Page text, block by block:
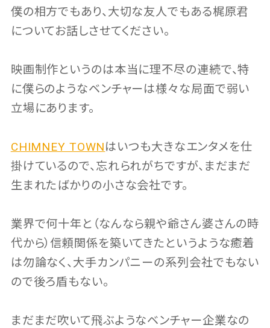
僕の相方でもあり、大切な友人でもある梶原君
についてお話しさせてください。
映画制作というのは本当に理不尽の連続で、特
に僕らのようなベンチャーは様々な局面で弱い
立場にあります。
CHIMNEY TOWNはいつも大きなエンタメを仕
掛けているので、忘れられがちですが、まだまだ
生まれたばかりの小さな会社です。
業界で何十年と（なんなら親や爺さん婆さんの時
代から）信頼関係を築いてきたというような癒着
は勿論なく、大手カンパニーの系列会社でもない
ので後ろ盾もない。
まだまだ吹いて飛ぶようなベンチャー企業なの